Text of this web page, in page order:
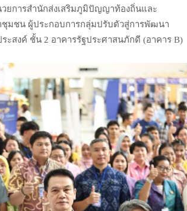
การสำนักส่งเสริมภูมิปัญญาท้องถิ่นและ
มชน ผู้ประกอบการกลุ่มปรับตัวสู่การพัฒนา
ะสงค์ ชั้น 2 อาคารรัฐประศาสนภักดี (อาคาร B)